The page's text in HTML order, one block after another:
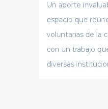
Un aporte
espacio que
voluntarias de la
con un trabajo
diversas